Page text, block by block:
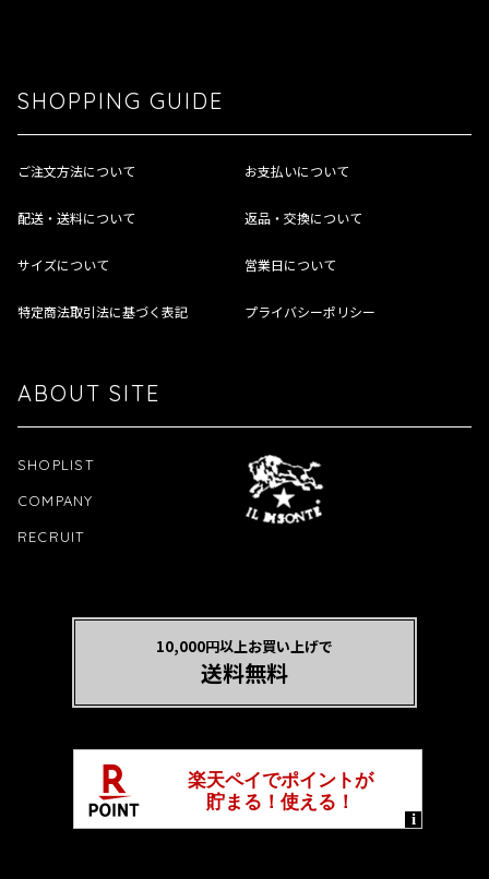
SHOPPING GUIDE
ご注文方法について お支払いについて
配送・送料について 返品・交換について
サイズについて 営業日について
特定商法取引法に基づく表記 プライバシーポリシー
ABOUT SITE
SHOPLIST
COMPANY
RECRUIT
10,000円以上お買い上げで
送料無料